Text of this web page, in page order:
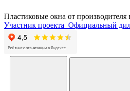
Пластиковые окна от производителя
Участник проекта Официальный